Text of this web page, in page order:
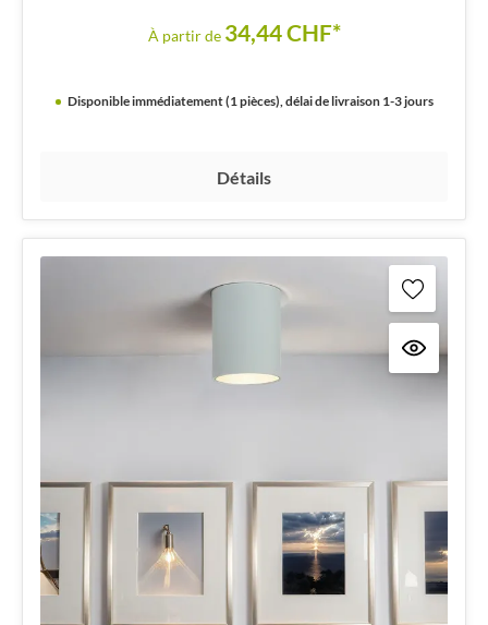
À partir de 34,44 CHF*
Disponible immédiatement (1 pièces), délai de livraison 1-3 jours
Détails